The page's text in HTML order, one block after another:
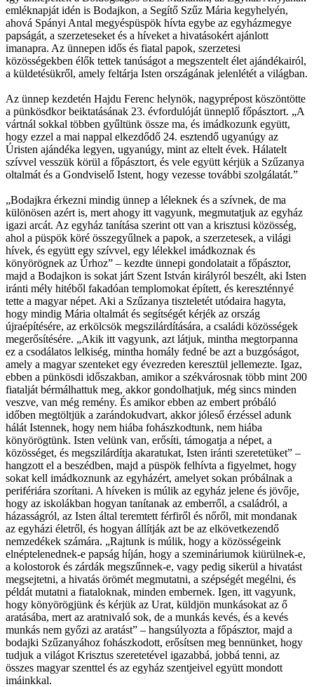
emléknapját idén is Bodajkon, a Segítő Szűz Mária kegyhelyén,
ahová Spányi Antal megyéspüspök hívta egybe az egyházmegye
papságát, a szerzeteseket és a híveket a hivatásokért ajánlott
imanapra. Az ünnepen idős és fiatal papok, szerzetesi
közösségekben élők tettek tanúságot a megszentelt élet ajándékairól,
a küldetésükről, amely feltárja Isten országának jelenlétét a világban.
Az ünnep kezdetén Hajdu Ferenc helynök, nagyprépost köszöntötte
a pünkösdkor beiktatásának 23. évfordulóját ünneplő főpásztort. „A
vártnál sokkal többen gyűltünk össze ma, és imádkozunk együtt,
hogy ezzel a mai nappal elkezdődő 24. esztendő ugyanúgy az
Úristen ajándéka legyen, ugyanúgy, mint az eltelt évek. Hálatelt
szívvel vesszük körül a főpásztort, és vele együtt kérjük a Szűzanya
oltalmát és a Gondviselő Istent, hogy vezesse további szolgálatát.”
„Bodajkra érkezni mindig ünnep a léleknek és a szívnek, de ma
különösen azért is, mert ahogy itt vagyunk, megmutatjuk az egyház
igazi arcát. Az egyház tanítása szerint ott van a krisztusi közösség,
ahol a püspök köré összegyűlnek a papok, a szerzetesek, a világi
hívek, és együtt egy szívvel, egy lélekkel imádkoznak és
könyörögnek az Úrhoz” – kezdte ünnepi gondolatait a főpásztor,
majd a Bodajkon is sokat járt Szent István királyról beszélt, aki Isten
iránti mély hitéből fakadóan templomokat épített, és kereszténnyé
tette a magyar népet. Aki a Szűzanya tiszteletét utódaira hagyta,
hogy mindig Mária oltalmát és segítségét kérjék az ország
újraépítésére, az erkölcsök megszilárdítására, a családi közösségek
megerősítésére. „Akik itt vagyunk, azt látjuk, mintha megtorpanna
ez a csodálatos lelkiség, mintha homály fedné be azt a buzgóságot,
amely a magyar szenteket egy évezreden keresztül jellemezte. Igaz,
ebben a pünkösdi időszakban, amikor a székvárosnak több mint 200
fiatalját bérmálhattuk meg, akkor gondolhatjuk, még sincs minden
veszve, van még remény. És amikor ebben az embert próbáló
időben megtöltjük a zarándokudvart, akkor jóleső érzéssel adunk
hálát Istennek, hogy nem hiába fohászkodtunk, nem hiába
könyörögtünk. Isten velünk van, erősíti, támogatja a népet, a
közösséget, és megszilárdítja akaratukat, Isten iránti szeretetüket” –
hangzott el a beszédben, majd a püspök felhívta a figyelmet, hogy
sokat kell imádkoznunk az egyházért, amelyet sokan próbálnak a
perifériára szorítani. A híveken is múlik az egyház jelene és jövője,
hogy az iskolákban hogyan tanítanak az emberről, a családról, a
házasságról, az Isten által teremtett férfiről és nőről, mit mondanak
az egyházi életről, és hogyan állítják azt be az elkövetkezendő
nemzedékek számára. „Rajtunk is múlik, hogy a közösségeink
elnéptelenednek-e papság híján, hogy a szemináriumok kiürülnek-e,
a kolostorok és zárdák megszűnnek-e, vagy pedig sikerül a hivatást
megsejtetni, a hivatás örömét megmutatni, a szépségét megélni, és
példát mutatni a fiataloknak, minden embernek. Igen, itt vagyunk,
hogy könyörögjünk és kérjük az Urat, küldjön munkásokat az ő
aratásába, mert az aratnivaló sok, de a munkás kevés, és a kevés
munkás nem győzi az aratást” – hangsúlyozta a főpásztor, majd a
bodajki Szűzanyához fohászkodott, erősítsen meg bennünket, hogy
tudjuk a világot Krisztus szeretetével igazabbá, jobbá tenni, az
összes magyar szenttel és az egyház szentjeivel együtt mondott
imáinkkal.